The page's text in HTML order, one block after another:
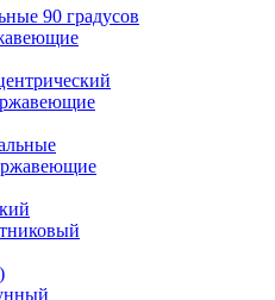
90 градусов